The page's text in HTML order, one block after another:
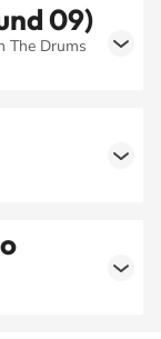
09)
The Drums